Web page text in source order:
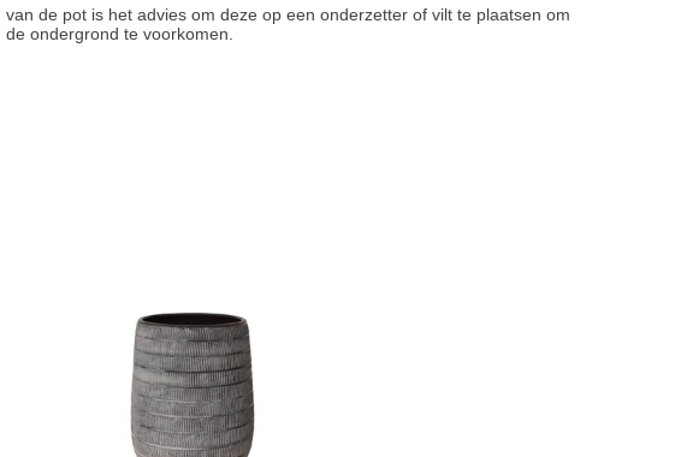
van de pot is het advies om deze op een onderzetter of vilt te plaatsen om
de ondergrond te voorkomen.